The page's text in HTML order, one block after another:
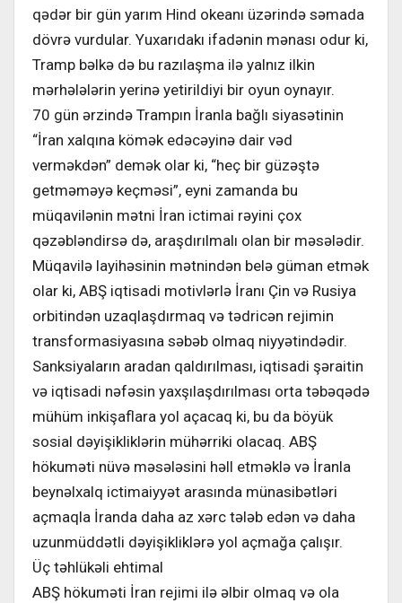
qədər bir gün yarım Hind okeanı üzərində səmada
dövrə vurdular. Yuxarıdakı ifadənin mənası odur ki,
Tramp bəlkə də bu razılaşma ilə yalnız ilkin
mərhələlərin yerinə yetirildiyi bir oyun oynayır.
70 gün ərzində Trampın İranla bağlı siyasətinin
“İran xalqına kömək edəcəyinə dair vəd
verməkdən” demək olar ki, “heç bir güzəştə
getməməyə keçməsi”, eyni zamanda bu
müqavilənin mətni İran ictimai rəyini çox
qəzəbləndirsə də, araşdırılmalı olan bir məsələdir.
Müqavilə layihəsinin mətnindən belə güman etmək
olar ki, ABŞ iqtisadi motivlərlə İranı Çin və Rusiya
orbitindən uzaqlaşdırmaq və tədricən rejimin
transformasiyasına səbəb olmaq niyyətindədir.
Sanksiyaların aradan qaldırılması, iqtisadi şəraitin
və iqtisadi nəfəsin yaxşılaşdırılması orta təbəqədə
mühüm inkişaflara yol açacaq ki, bu da böyük
sosial dəyişikliklərin mühərriki olacaq. ABŞ
hökuməti nüvə məsələsini həll etməklə və İranla
beynəlxalq ictimaiyyət arasında münasibətləri
açmaqla İranda daha az xərc tələb edən və daha
uzunmüddətli dəyişikliklərə yol açmağa çalışır.
Üç təhlükəli ehtimal
ABŞ hökuməti İran rejimi ilə əlbir olmaq və ola